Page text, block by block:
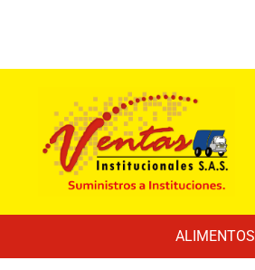
ALIMENTOS